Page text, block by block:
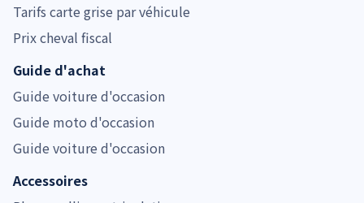
Tarifs carte grise par véhicule
Prix cheval fiscal
Guide d'achat
Guide voiture d'occasion
Guide moto d'occasion
Guide voiture d'occasion
Accessoires